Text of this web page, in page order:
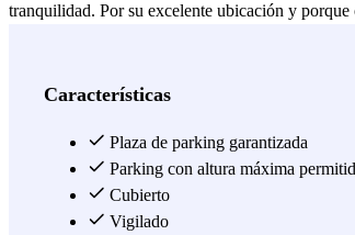
tranquilidad. Por su excelente ubicación y
Características
Plaza de parking garantizada
Parking con altura máxima
Cubierto
Vigilado